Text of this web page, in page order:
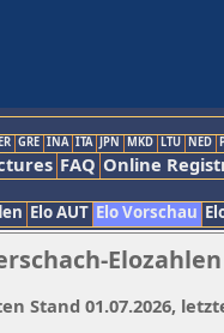
GRE INA ITA JPN MKD LTU NED
FAQ Online
Elo AUT Elo Vorschau
Elozahlen
Stand 01.07.2026,